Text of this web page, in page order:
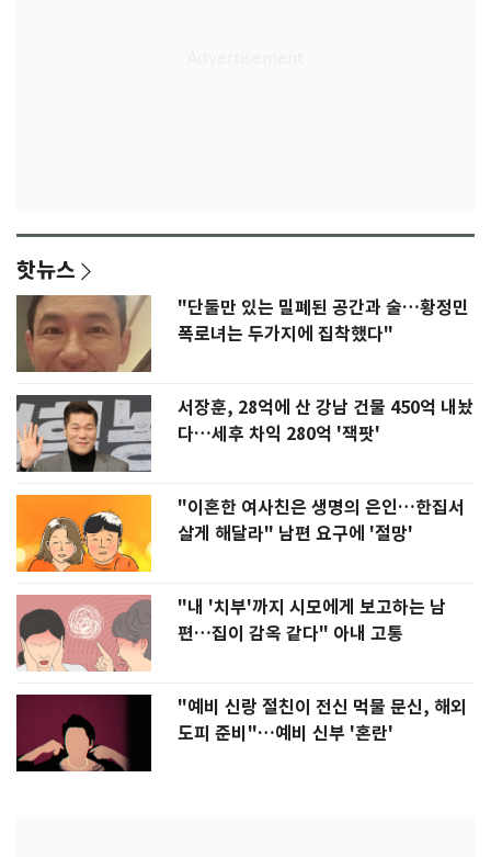
핫뉴스
"단둘만 있는 밀폐된 공간과 술…황정민
폭로녀는 두가지에 집착했다"
서장훈, 28억에 산 강남 건물 450억 내놨
다…세후 차익 280억 '잭팟'
"이혼한 여사친은 생명의 은인…한집서
살게 해달라" 남편 요구에 '절망'
"내 '치부'까지 시모에게 보고하는 남
편…집이 감옥 같다" 아내 고통
"예비 신랑 절친이 전신 먹물 문신, 해외
도피 준비"…예비 신부 '혼란'